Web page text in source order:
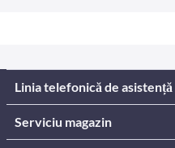
Linia telefonică de asistență
Serviciu magazin